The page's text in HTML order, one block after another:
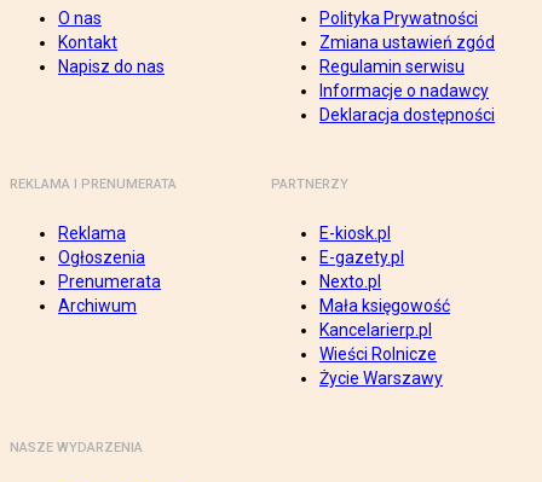
O nas
Kontakt
Napisz do nas
Polityka Prywatności
Zmiana ustawień zgód
Regulamin serwisu
Informacje o nadawcy
Deklaracja dostępności
REKLAMA I PRENUMERATA
Reklama
Ogłoszenia
Prenumerata
Archiwum
PARTNERZY
E-kiosk.pl
E-gazety.pl
Nexto.pl
Mała księgowość
Kancelarierp.pl
Wieści Rolnicze
Życie Warszawy
NASZE WYDARZENIA